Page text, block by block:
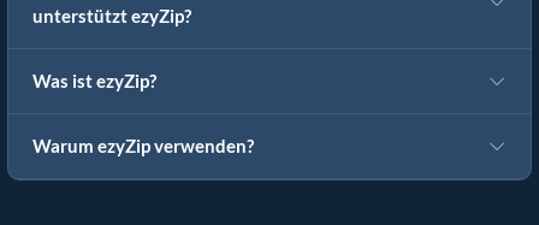
unterstützt ezyZip?
Was ist ezyZip?
Warum ezyZip verwenden?